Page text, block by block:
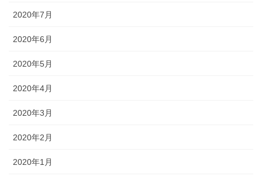
2020年7月
2020年6月
2020年5月
2020年4月
2020年3月
2020年2月
2020年1月